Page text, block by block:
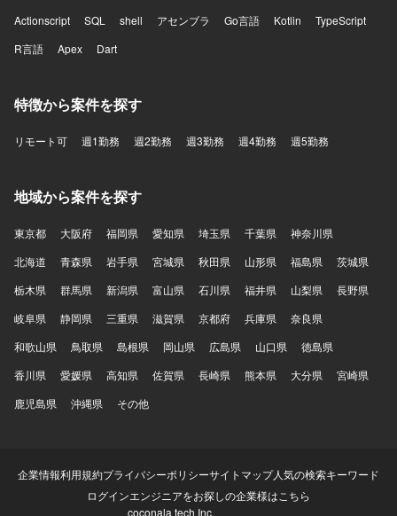
Actionscript
SQL shell アセンブラ Go言語 Kotlin
TypeScript
R言語
Apex Dart
特徴から案件を探す
リモート可 週1勤務 週2勤務 週3勤務 週4勤務 週5勤務
地域から案件を探す
東京都 大阪府 福岡県 愛知県 埼玉県 千葉県
神奈川県
北海道
青森県 岩手県 宮城県 秋田県 山形県 福島県
茨城県
栃木県
群馬県 新潟県 富山県 石川県 福井県 山梨県
長野県
岐阜県
静岡県 三重県 滋賀県 京都府 兵庫県
奈良県
和歌山県
鳥取県 島根県 岡山県 広島県 山口県
徳島県
香川県
愛媛県 高知県 佐賀県 長崎県 熊本県 大分県
宮崎県
鹿児島県
沖縄県 その他
企業情報利用規約プライバシーポリシーサイトマップ人気の検索キーワード
ログインエンジニアをお探しの企業様はこちら
coconala tech Inc.